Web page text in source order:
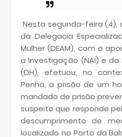
Nesta segunda-feira (4),
da Delegacia
Mulher (DEAM), com o
a Investigação (NAI) e da
(DH), efetuou, no
Penha, a prisão de um
mandado de prisão
suspeito que responde
descumprimento de
localizado no Porto da